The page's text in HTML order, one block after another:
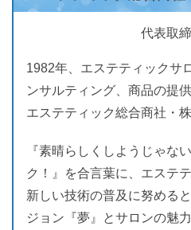
代表取締役会
1982年、エステティックサ
ンサルティング、商品の提
エステティック総合商社・
『素晴らしくしようじゃな
ク！』を合言葉に、エステ
新しい技術の普及に努める
ジョン『夢』とサロンの魅